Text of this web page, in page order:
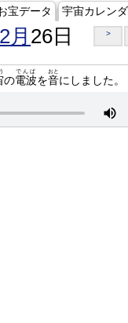
宝データ 宇宙カレン
月 26日 >
の電波
でんぱ
を音
おと
にしました。